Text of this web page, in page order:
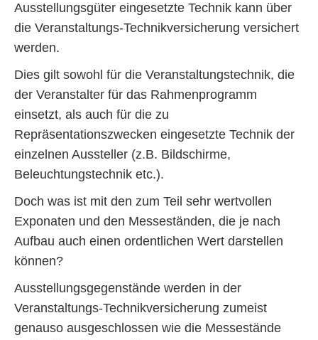
Ausstellungsgüter eingesetzte Technik kann über
die Veranstaltungs-Technikversicherung versichert
werden.
Dies gilt sowohl für die Veranstaltungstechnik, die
der Veranstalter für das Rahmenprogramm
einsetzt, als auch für die zu
Repräsentationszwecken eingesetzte Technik der
einzelnen Aussteller (z.B. Bildschirme,
Beleuchtungstechnik etc.).
Doch was ist mit den zum Teil sehr wertvollen
Exponaten und den Messeständen, die je nach
Aufbau auch einen ordentlichen Wert darstellen
können?
Ausstellungsgegenstände werden in der
Veranstaltungs-Technikversicherung zumeist
genauso ausgeschlossen wie die Messestände